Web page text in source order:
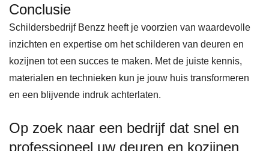
Conclusie
Schildersbedrijf Benzz heeft je voorzien van waardevolle
inzichten en expertise om het schilderen van deuren en
kozijnen tot een succes te maken. Met de juiste kennis,
materialen en technieken kun je jouw huis transformeren
en een blijvende indruk achterlaten.
Op zoek naar een bedrijf dat snel en
professioneel uw deuren en kozijnen